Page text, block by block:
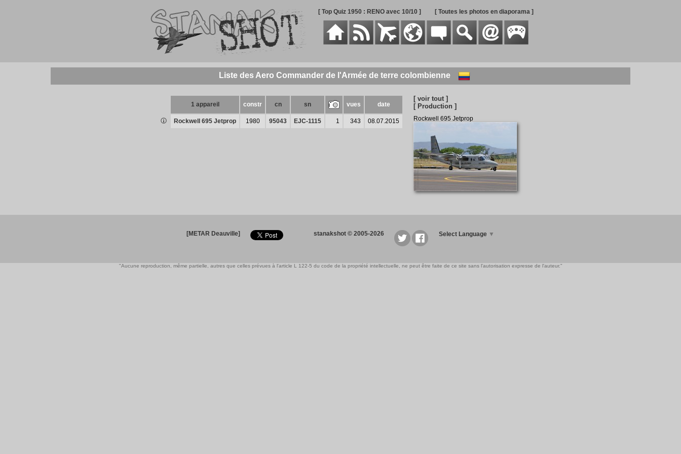
[ Top Quiz 1950 : RENO avec 10/10 ] [ Toutes les photos en diaporama ]
Liste des Aero Commander de l'Armée de terre colombienne
1 appareil constr cn sn vues date
Rockwell 695 Jetprop 1980 95043 EJC-1115 1 343 08.07.2015
[ voir tout ]
[ Production ]
Rockwell 695 Jetprop
[METAR Deauville] stanakshot © 2005-2026 Select Language ▼
"Aucune reproduction, même partielle, autres que celles prévues à l'article L 122-5 du code de la propriété intellectuelle, ne peut être faite de ce site sans l'autorisation expresse de l'auteur."